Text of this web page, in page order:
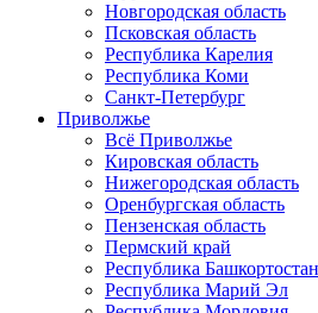
Новгородская область
Псковская область
Республика Карелия
Республика Коми
Санкт-Петербург
Приволжье
Всё Приволжье
Кировская область
Нижегородская область
Оренбургская область
Пензенская область
Пермский край
Республика Башкортостан
Республика Марий Эл